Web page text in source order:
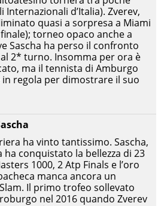
ha vinto tantissimo. Sascha,
conquistato la bellezza di 23
1000, 2 Atp Finals e l’oro
manca ancora un
Il primo trofeo sollevato
nel 2016 quando Zverev
d’Italia). Zverev,
quasi a sorpresa a Miami
torneo opaco anche a
Sascha ha perso il confronto
2* turno. Insomma per ora è
ma il tennista di Amburgo
regola per dimostrare il suo